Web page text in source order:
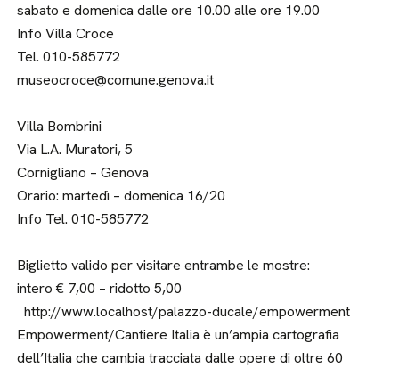
sabato e domenica dalle ore 10.00 alle ore 19.00
Info Villa Croce
Tel. 010-585772
museocroce@comune.genova.it
Villa Bombrini
Via L.A. Muratori, 5
Cornigliano – Genova
Orario: martedì – domenica 16/20
Info Tel. 010-585772
Biglietto valido per visitare entrambe le mostre:
intero € 7,00 – ridotto 5,00
http://www.localhost/palazzo-ducale/empowerment
Empowerment/Cantiere Italia è un’ampia cartografia
dell’Italia che cambia tracciata dalle opere di oltre 60